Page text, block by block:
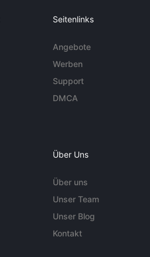
Seitenlinks
Angebote
Werben
Support
DMCA
Über Uns
Über uns
Unser Team
Unser Blog
Kontakt